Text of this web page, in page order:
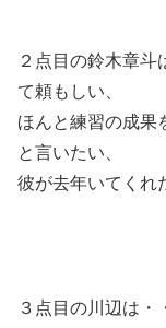
２点目の鈴木章
て頼もしい、
ほんと練習の成果
と言いたい、
彼が去年いてくれ
３点目の川辺は・